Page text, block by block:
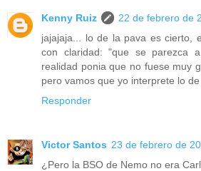
Kenny Ruiz
22 de febrero de
jajajaja... lo de la pava es cierto,
con claridad: "que se parezca
realidad ponia que no fuese muy
pero vamos que yo interprete lo de
Responder
Victor Santos 23 de febrero de
¿Pero la BSO de Nemo no era